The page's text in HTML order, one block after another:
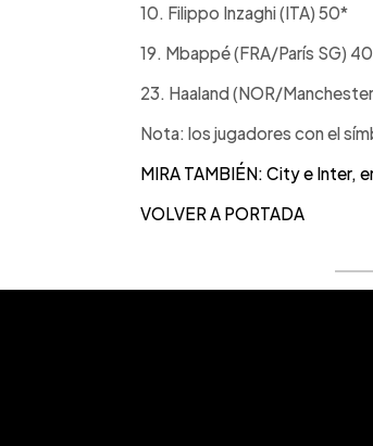
10. Filippo Inzaghi (ITA) 50*
19. Mbappé (FRA/París SG) 40
23. Haaland (NOR/
Nota: los jugadores con el
MIRA TAMBIÉN: City e Inter,
VOLVER A PORTADA